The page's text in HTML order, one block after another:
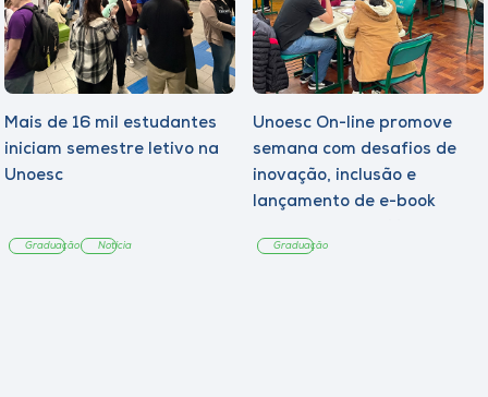
Mais de 16 mil estudantes
iniciam semestre letivo na
Unoesc
Graduação Notícia
Unoesc On-line promove
semana com desafios de
inovação, inclusão e
lançamento de e-book
Graduação